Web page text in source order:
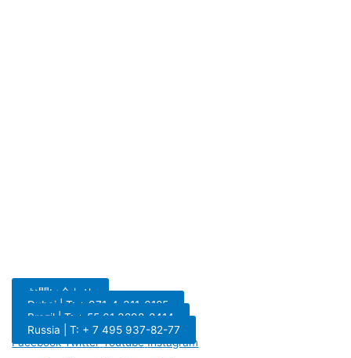
お問い合わせ
Dubai | T: + 971-4-311-6185
Brazil | T: + 55 61 3298-8414
Russia | T: + 7 495 937-82-77
Facebook Twitter Youtube Instagram